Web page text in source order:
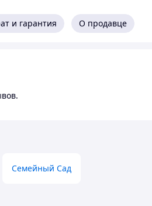
и гарантия О продавце
Семейный Сад